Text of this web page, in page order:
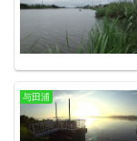
与田浦